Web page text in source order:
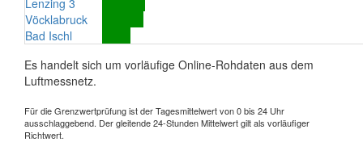
Lenzing 3
Vöcklabruck
Bad Ischl
Es handelt sich um vorläufige Online-Rohdaten aus dem
Luftmessnetz.
Für die Grenzwertprüfung ist der Tagesmittelwert von 0 bis 24 Uhr
ausschlaggebend. Der gleitende 24-Stunden Mittelwert gilt als vorläufiger
Richtwert.